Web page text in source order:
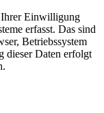
Ihrer Einwilligung
erfasst. Das sind
Betriebssystem
dieser Daten erfolgt